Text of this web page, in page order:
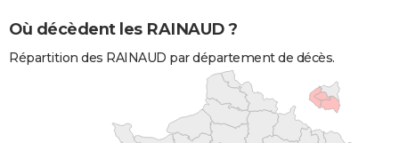
Où décèdent les RAINAUD ?
Répartition des RAINAUD par département de décès.